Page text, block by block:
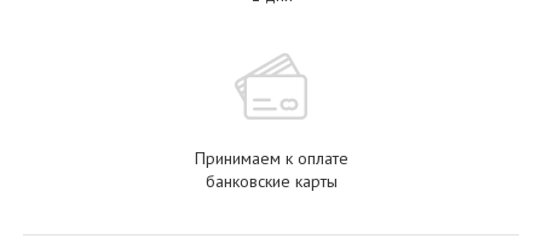
Принимаем к оплате
банковские карты